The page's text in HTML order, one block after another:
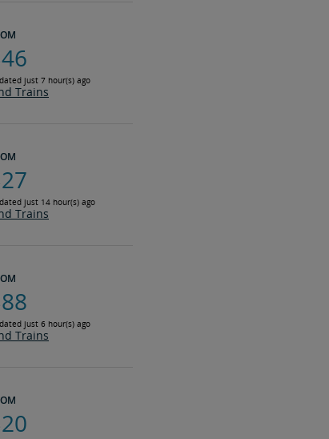
just 7 hour(s) ago
Trains
just 14 hour(s) ago
Trains
just 6 hour(s) ago
Trains